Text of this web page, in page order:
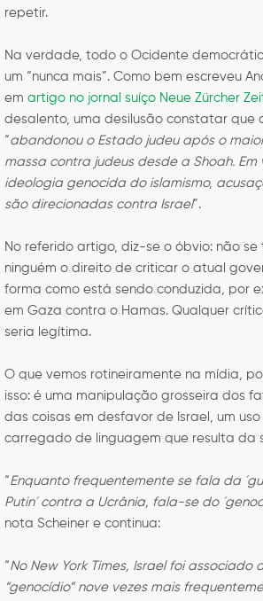
repetir.
Na verdade, todo o Ocidente
um “nunca mais”. Como bem escreveu
em artigo no jornal suíço Neue Zürcher
desalento, uma desilusão constatar que
“abandonou o Estado judeu após o
massa contra judeus desde a Shoah.
ideologia genocida do islamismo,
são direcionadas contra Israel”.
No referido artigo, diz-se o óbvio: não
ninguém o direito de criticar o atual
forma como está sendo conduzida, por
em Gaza contra o Hamas. Qualquer
seria legítima.
O que vemos rotineiramente na mídia,
isso: é uma manipulação grosseira dos
das coisas em desfavor de Israel, um
carregado de linguagem que resulta da
“Enquanto frequentemente se fala da
Putin´ contra a Ucrânia, fala-se do
nota Scheiner e continua:
“No New York Times, Israel foi associado
“genocídio” nove vezes mais